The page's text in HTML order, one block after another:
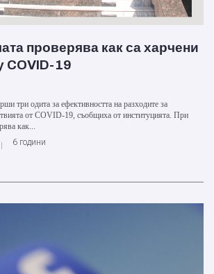
проверява как са харчени
COVID-19
три одита за ефективността на разходите за
от COVID-19, съобщиха от институцията. При
как...
6 години